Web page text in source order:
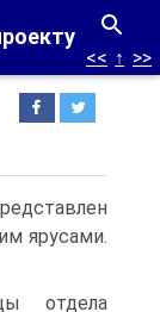
<< ↑ >>
ярусами.
отдела